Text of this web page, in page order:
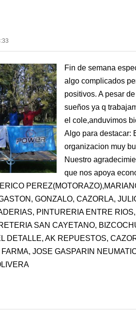
Fin de semana
algo complicados
positivos. A pesar
sueños ya q
el cole,anduvimos
Algo para destacar:
organizacion muy
Nuestro
que nos apoya
GONZALO, CAZORLA,
PINTURERIA ENTRE
SAN CAYETANO,
DETALLE, AK REPUESTOS,
JOSE GASPARIN